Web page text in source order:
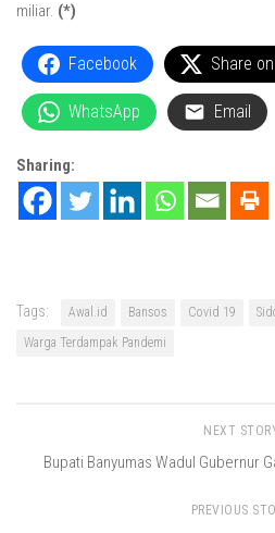
miliar. (*)
Facebook Share
WhatsApp Email
Sharing:
Tags: Awal.id Bansos Covid 19
Warga Terdampak Pandemi
NEXT
Bupati Banyumas Wadul Gubernur
PREVIOUS